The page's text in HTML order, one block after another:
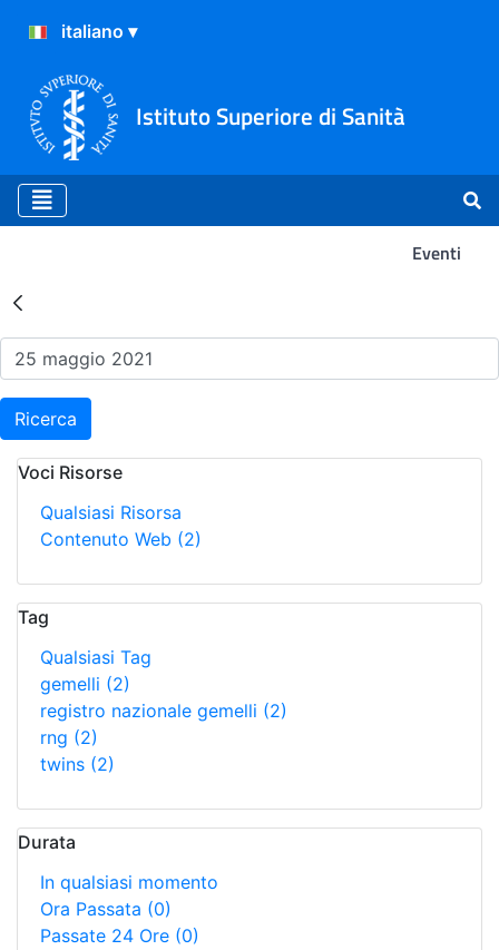
Istituto Superiore di Sanità
Eventi
Risultati della Ricerca -
Ricerca
Voci Risorse
Qualsiasi Risorsa
Contenuto Web (2)
Tag
Qualsiasi Tag
gemelli (2)
registro nazionale gemelli (2)
rng (2)
twins (2)
Durata
In qualsiasi momento
Ora Passata (0)
Passate 24 Ore (0)